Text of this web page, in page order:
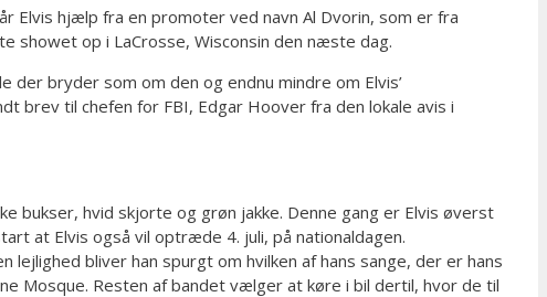
hjælp fra en promoter ved navn Al Dvorin, som er fra
op i LaCrosse, Wisconsin den næste dag.
der bryder som om den og endnu mindre om Elvis’
brev til chefen for FBI, Edgar Hoover fra den lokale avis i
bukser, hvid skjorte og grøn jakke. Denne gang er Elvis øverst
at Elvis også vil optræde 4. juli, på nationaldagen.
bliver han spurgt om hvilken af hans sange, der er hans
Mosque. Resten af bandet vælger at køre i bil dertil, hvor de til